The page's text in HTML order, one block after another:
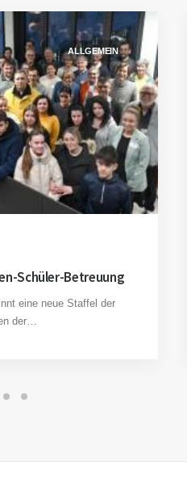
ALLGEMEIN
Schüler-Betreuung
eine neue Staffel der
der…